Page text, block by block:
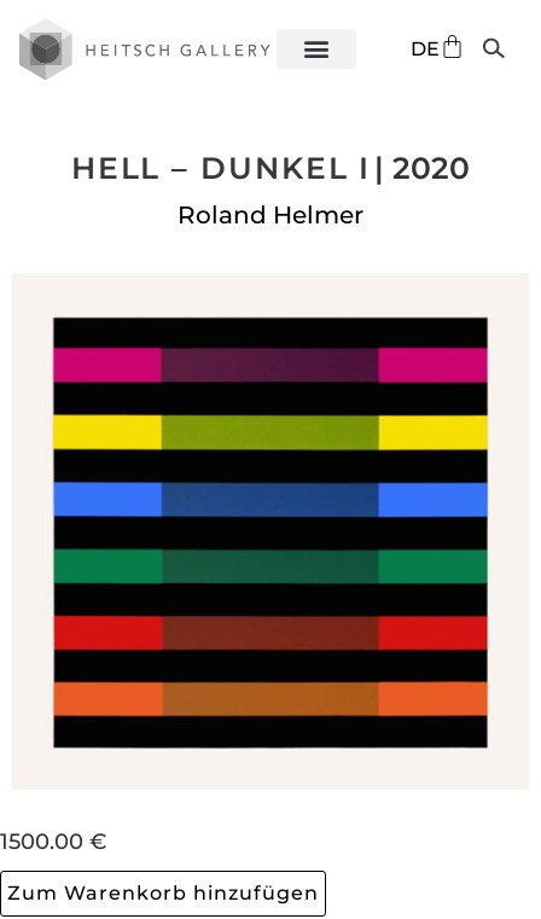
DE
ES
HELL – DUNKEL I | 2020
Roland Helmer
1500.00 €
Zum Warenkorb hinzufügen